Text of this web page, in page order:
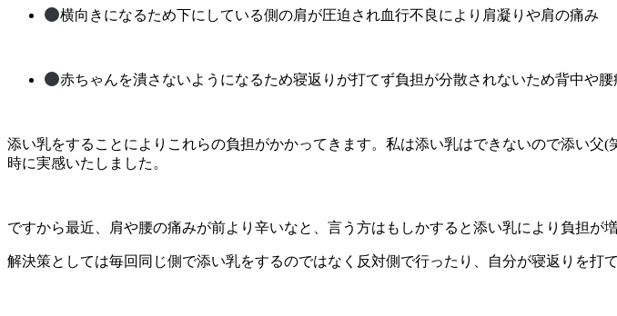
横向きになるため下にしている側の肩が圧迫され血行不良により肩凝りや肩の痛み
赤ちゃんを潰さないようになるため寝返りが打てず負担が分散されないため背中や
添い乳をすることによりこれらの負担がかかってきます。私は添い乳はできないので添い
時に実感いたしました。
ですから最近、肩や腰の痛みが前より辛いなと、言う方はもしかすると添い乳により負担が
解決策としては毎回同じ側で添い乳をするのではなく反対側で行ったり、自分が寝返りを打